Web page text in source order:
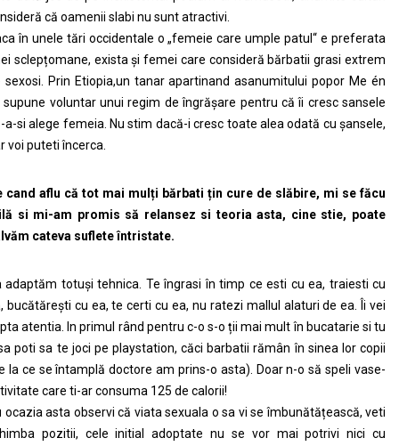
că oamenii slabi nu sunt atractivi.
în unele tări occidentale o „femeie care umple patul“ e preferata
sclepțomane, exista și femei care consideră bărbatii grasi extrem
sexosi. Prin Etiopia,un tanar apartinand asanumitului popor Me én
supune voluntar unui regim de îngrășare pentru că îi cresc sansele
a-si alege femeia. Nu stim dacă-i cresc toate alea odată cu șansele,
voi puteti încerca.
cand aflu că tot mai mulți bărbati țin cure de slăbire, mi se făcu
si mi-am promis să relansez si teoria asta, cine stie, poate
cateva suflete întristate.
adaptăm totuși tehnica. Te îngrasi în timp ce esti cu ea, traiesti cu
bucătărești cu ea, te certi cu ea, nu ratezi mallul alaturi de ea. Îi vei
atentia. In primul rând pentru c-o s-o ții mai mult în bucatarie si tu
poti sa te joci pe playstation, căci barbatii rămân în sinea lor copii
la ce se întamplă doctore am prins-o asta). Doar n-o să speli vase-
care ti-ar consuma 125 de calorii!
ocazia asta observi că viata sexuala o sa vi se îmbunătățească, veti
pozitii, cele initial adoptate nu se vor mai potrivi nici cu